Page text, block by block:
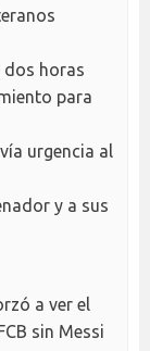
dos horas
para
urgencia al
y a sus
a ver el
sin Messi